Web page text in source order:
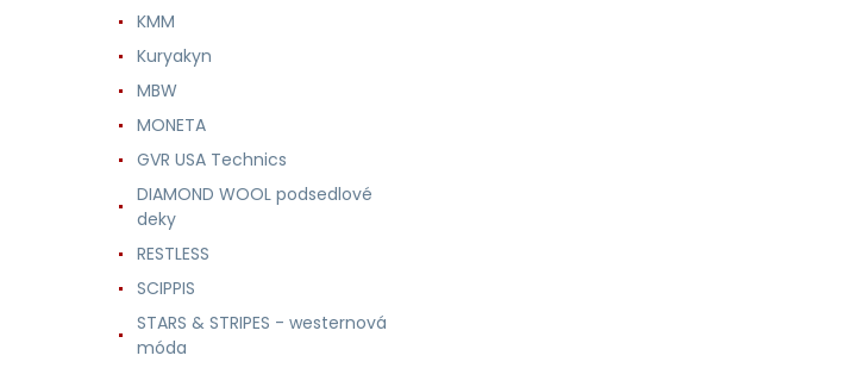
KMM
Kuryakyn
MBW
MONETA
GVR USA Technics
DIAMOND WOOL podsedlové
deky
RESTLESS
SCIPPIS
STARS & STRIPES - westernová
móda